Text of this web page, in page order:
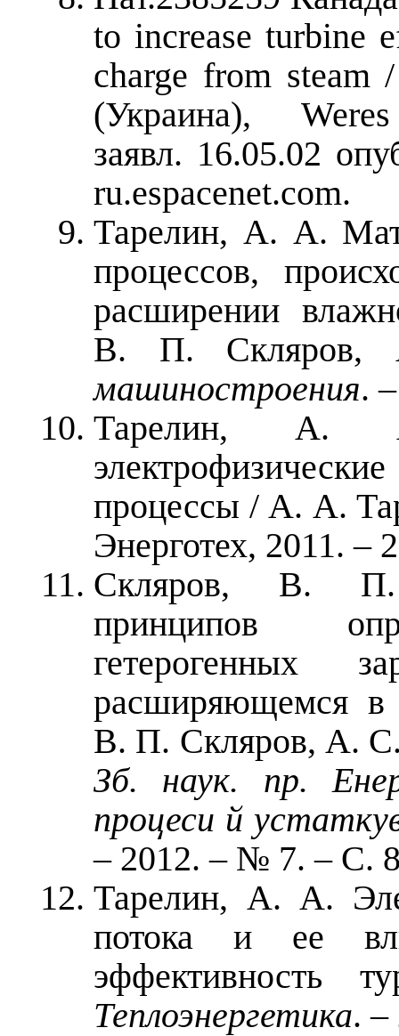
to increase turbine
charge from
(Украина),
заявл. 16.05.02
ru.espacenet.com.
Тарелин, А. А.
процессов,
расширении
В. П. Скляров,
машиностроения.
Тарелин, А.
процессы / А. А.
Энерготех, 2011. –
Скляров, В. П.
принципов
гетерогенных
расширяющемся в
В. П. Скляров, А.
Зб. наук. пр.
процеси й
– 2012. – № 7. – С.
Тарелин, А. А.
потока и ее
Теплоэнергетика.